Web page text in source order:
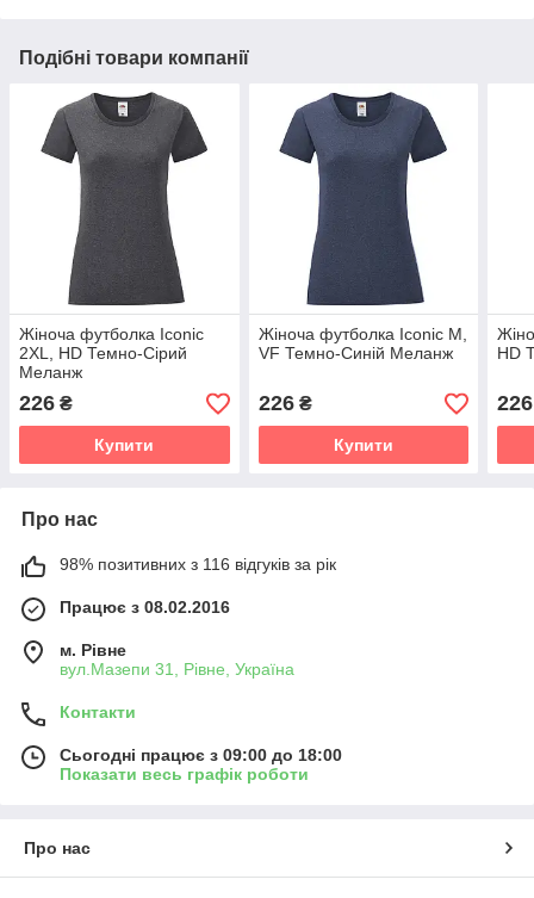
Подібні товари компанії
Жіноча футболка Iconic
2XL, HD Темно-Сірий
Меланж
226 ₴
Купити
Жіноча футболка Iconic M,
VF Темно-Синій Меланж
226₴
Купити
HD
226
Про нас
98% позитивних з 116 відгуків за рік
Працює з 08.02.2016
м. Рівне
вул.Мазепи 31, Рівне, Україна
Контакти
Сьогодні працює з 09:00 до 18:00
Показати весь графік роботи
Про нас